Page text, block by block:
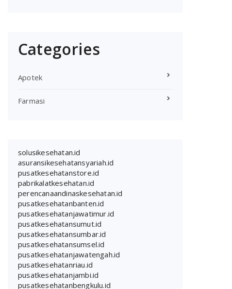
Categories
Apotek
Farmasi
solusikesehatan.id
asuransikesehatansyariah.id
pusatkesehatanstore.id
pabrikalatkesehatan.id
perencanaandinaskesehatan.id
pusatkesehatanbanten.id
pusatkesehatanjawatimur.id
pusatkesehatansumut.id
pusatkesehatansumbar.id
pusatkesehatansumsel.id
pusatkesehatanjawatengah.id
pusatkesehatanriau.id
pusatkesehatanjambi.id
pusatkesehatanbengkulu.id